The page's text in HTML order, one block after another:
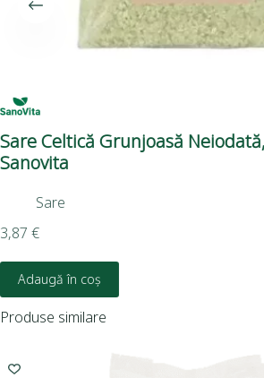
Sare Celtică Grunjoasă
Sanovita
Sare
3,87 €
Adaugă în coș
Produse similare